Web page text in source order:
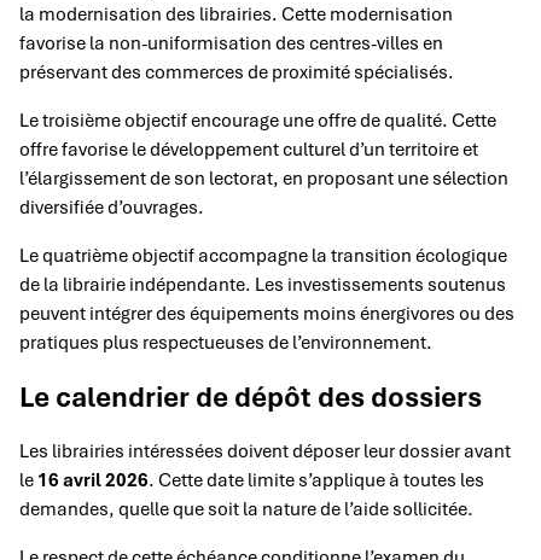
la modernisation des librairies. Cette modernisation
favorise la non-uniformisation des centres-villes en
préservant des commerces de proximité spécialisés.
Le troisième objectif encourage une offre de qualité. Cette
offre favorise le développement culturel d’un territoire et
l’élargissement de son lectorat, en proposant une sélection
diversifiée d’ouvrages.
Le quatrième objectif accompagne la transition écologique
de la librairie indépendante. Les investissements soutenus
peuvent intégrer des équipements moins énergivores ou des
pratiques plus respectueuses de l’environnement.
Le calendrier de dépôt des dossiers
Les librairies intéressées doivent déposer leur dossier avant
le 16 avril 2026. Cette date limite s’applique à toutes les
demandes, quelle que soit la nature de l’aide sollicitée.